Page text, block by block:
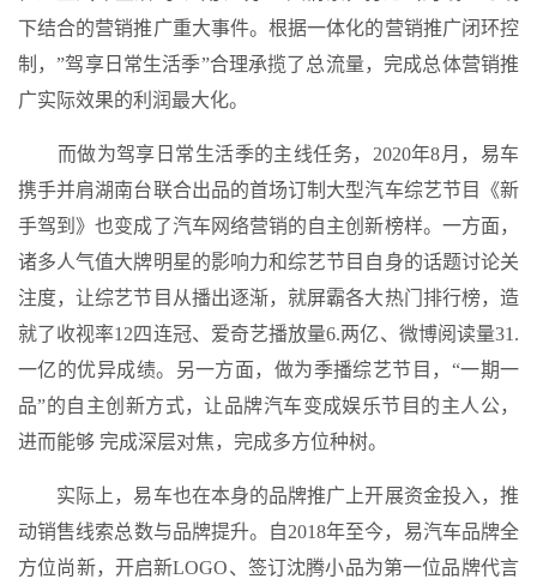
下结合的营销推广重大事件。根据一体化的营销推广闭环控
制，”驾享日常生活季”合理承揽了总流量，完成总体营销推
广实际效果的利润最大化。
而做为驾享日常生活季的主线任务，2020年8月，易车
携手并肩湖南台联合出品的首场订制大型汽车综艺节目《新
手驾到》也变成了汽车网络营销的自主创新榜样。一方面，
诸多人气值大牌明星的影响力和综艺节目自身的话题讨论关
注度，让综艺节目从播出逐渐，就屏霸各大热门排行榜，造
就了收视率12四连冠、爱奇艺播放量6.两亿、微博阅读量31.
一亿的优异成绩。另一方面，做为季播综艺节目，“一期一
品”的自主创新方式，让品牌汽车变成娱乐节目的主人公，
进而能够 完成深层对焦，完成多方位种树。
实际上，易车也在本身的品牌推广上开展资金投入，推
动销售线索总数与品牌提升。自2018年至今，易汽车品牌全
方位尚新，开启新LOGO、签订沈腾小品为第一位品牌代言